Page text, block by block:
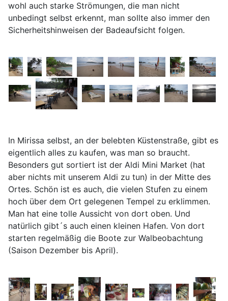
wohl auch starke Strömungen, die man nicht
unbedingt selbst erkennt, man sollte also immer den
Sicherheitshinweisen der Badeaufsicht folgen.
In Mirissa selbst, an der belebten Küstenstraße, gibt es
eigentlich alles zu kaufen, was man so braucht.
Besonders gut sortiert ist der Aldi Mini Market (hat
aber nichts mit unserem Aldi zu tun) in der Mitte des
Ortes. Schön ist es auch, die vielen Stufen zu einem
hoch über dem Ort gelegenen Tempel zu erklimmen.
Man hat eine tolle Aussicht von dort oben. Und
natürlich gibt´s auch einen kleinen Hafen. Von dort
starten regelmäßig die Boote zur Walbeobachtung
(Saison Dezember bis April).